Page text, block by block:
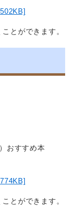
とができます。
おすすめ本
とができます。